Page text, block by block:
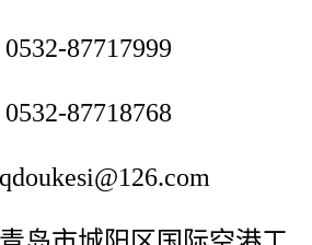
87717999
87718768